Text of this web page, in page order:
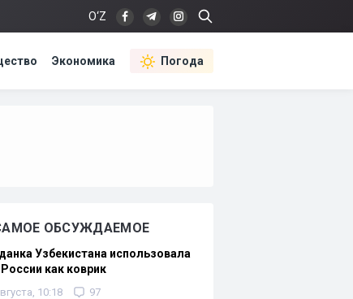
O‘Z
Экономика Погода
ОБСУЖДАЕМОЕ
Узбекистана использовала
как коврик
10:18 97